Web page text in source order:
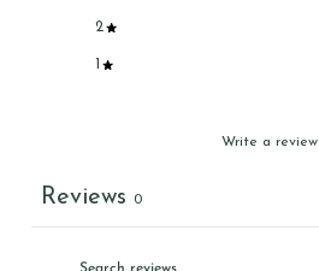
2
Write a review
Reviews 0